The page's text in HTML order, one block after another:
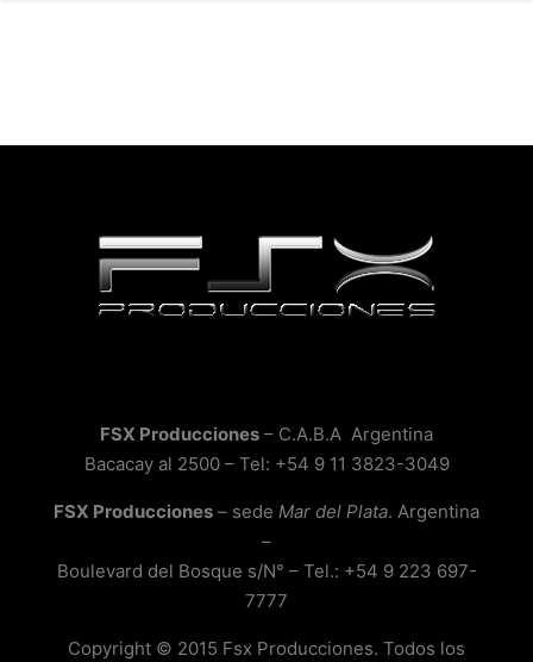
FSX Producciones – C.A.B.A Argentina
Bacacay al 2500 – Tel: +54 9 11 3823-3049
FSX Producciones – sede Mar del Plata. Argentina
–
Boulevard del Bosque s/N° – Tel.: +54 9 223 697-
7777
Copyright © 2015 Fsx Producciones. Todos los